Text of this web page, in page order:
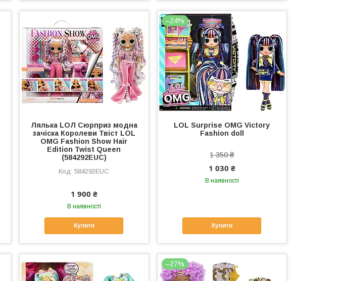
Лялька LОЛ Сюрприз модна
зачіска Королеви Твіст LOL
OMG Fashion Show Hair
Edition Twist Queen
(584292EUC)
584292EUC
1 900 ₴
В наявності
Купити
–24%
LOL Surprise OMG Victory
Fashion doll
1 350 ₴
1 030 ₴
В наявності
Купити
–27%